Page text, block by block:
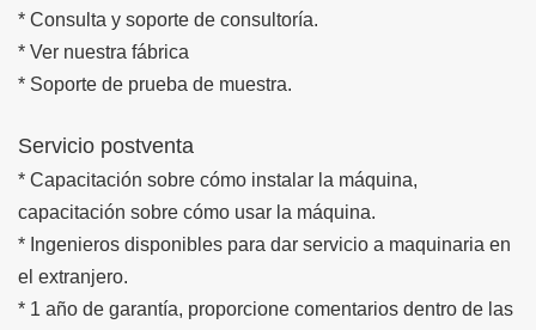
* Consulta y soporte de consultoría.
* Ver nuestra fábrica
* Soporte de prueba de muestra.
Servicio postventa
* Capacitación sobre cómo instalar la máquina,
capacitación sobre cómo usar la máquina.
* Ingenieros disponibles para dar servicio a maquinaria en
el extranjero.
* 1 año de garantía, proporcione comentarios dentro de las